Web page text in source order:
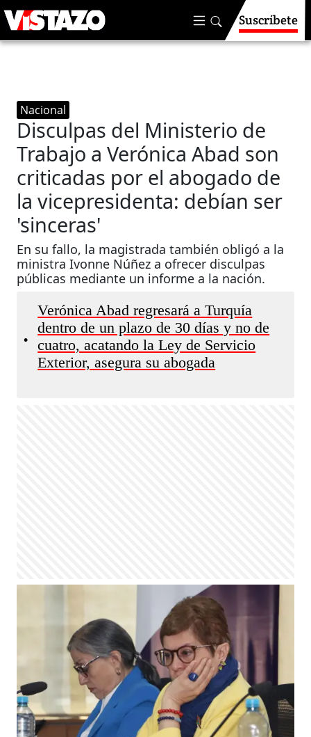
Suscríbete
Nacional
Disculpas del Ministerio de
Trabajo a Verónica Abad son
criticadas por el abogado de
la vicepresidenta: debían ser
'sinceras'
En su fallo, la magistrada también obligó a la
ministra Ivonne Núñez a ofrecer disculpas
públicas mediante un informe a la nación.
•
Verónica Abad regresará a Turquía
dentro de un plazo de 30 días y no de
cuatro, acatando la Ley de Servicio
Exterior, asegura su abogada